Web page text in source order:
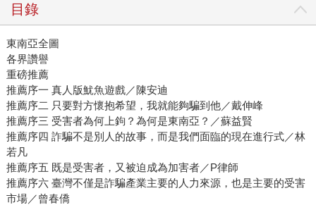
目錄
東南亞全圖
各界讚譽
重磅推薦
推薦序一 真人版魷魚遊戲／陳安迪
推薦序二 只要對方懷抱希望，我就能夠騙到他／戴伸峰
推薦序三 受害者為何上鉤？為何是東南亞？／蘇益賢
推薦序四 詐騙不是別人的故事，而是我們面臨的現在進行式／林
若凡
推薦序五 既是受害者，又被迫成為加害者／P律師
推薦序六 臺灣不僅是詐騙產業主要的人力來源，也是主要的受害
市場／曾春僑